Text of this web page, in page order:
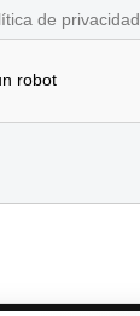
de privacidad
robot